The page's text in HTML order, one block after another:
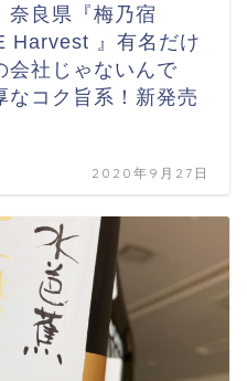
奈良県『梅乃宿
Harvest 』有名だけ
会社じゃないんで
なコク旨系！新発売
2020年9月27日